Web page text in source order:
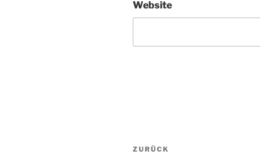
Website
Beitragsnavigation
Vorheriger
ZURÜCK